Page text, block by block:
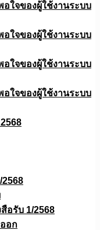
ใจของผู้ใช้งานระบบ
ใจของผู้ใช้งานระบบ
ใจของผู้ใช้งานระบบ
ใจของผู้ใช้งานระบบ
2568
อรับ 1/2568
อก